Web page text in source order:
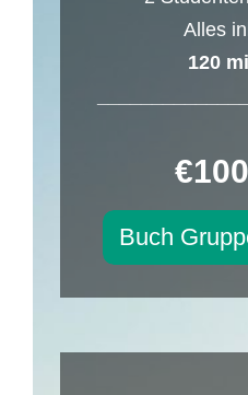
Alles
120
Buch